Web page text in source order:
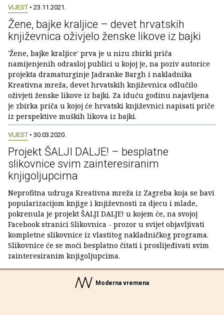
VIJEST • 23.11.2021.
Žene, bajke kraljice – devet hrvatskih
književnica oživjelo ženske likove iz bajki
'Žene, bajke kraljice' prva je u nizu zbirki priča
namijenjenih odrasloj publici u kojoj je, na poziv autorice
projekta dramaturginje Jadranke Bargh i nakladnika
Kreativna mreža, devet hrvatskih književnica odlučilo
oživjeti ženske likove iz bajki. Za iduću godinu najavljena
je zbirka priča u kojoj će hrvatski književnici napisati priče
iz perspektive muških likova iz bajki.
VIJEST • 30.03.2020.
Projekt ŠALJI DALJE! – besplatne
slikovnice svim zainteresiranim
knjigoljupcima
Neprofitna udruga Kreativna mreža iz Zagreba koja se bavi
popularizacijom knjige i književnosti za djecu i mlade,
pokrenula je projekt ŠALJI DALJE! u kojem će, na svojoj
Facebook stranici Slikovnica - prozor u svijet objavljivati
kompletne slikovnice iz vlastitog nakladničkog programa.
Slikovnice će se moći besplatno čitati i proslijeđivati svim
zainteresiranim knjigoljupcima.
Moderna vremena